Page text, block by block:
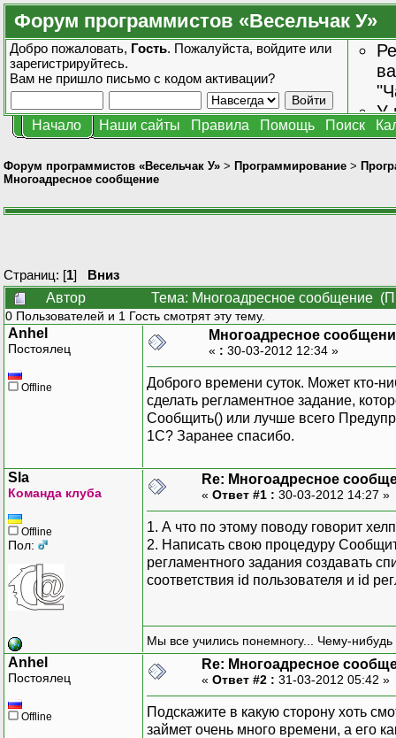
Форум программистов «Весельчак У»
Добро пожаловать, Гость. Пожалуйста, войдите или
зарегистрируйтесь.
Вам не пришло письмо с кодом активации?
У
Начало Наши сайты Правила Помощь Поиск
Форум программистов «Весельчак У» > Программирование >
Многоадресное сообщение
Страниц: [1] Вниз
Автор
Тема: Многоадресное сообщение
0 Пользователей и 1 Гость смотрят эту тему.
Anhel
Постоялец
Offline
Многоадресное
« : 30-03-2012 12:34 »
Доброго времени суток. Может кто-
сделать регламентное задание,
Сообщить() или лучше всего
1С? Заранее спасибо.
Sla
Команда клуба
Offline
Пол:
Re: Многоадресное
« Ответ #1 : 30-03-2012 14:27 »
1. А что по этому поводу говорит
2. Написать свою процедуру
регламентного задания создавать
соответствия id пользователя и id
Мы все учились понемногу... Чему-нибудь
Anhel
Постоялец
Offline
Re: Многоадресное
« Ответ #2 : 31-03-2012 05:42 »
Подскажите в какую сторону хоть
займет очень много времени, а его